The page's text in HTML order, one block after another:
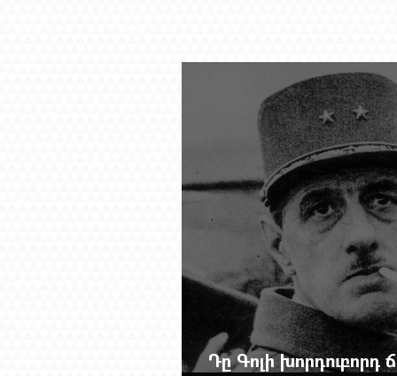
Դը Գոլի